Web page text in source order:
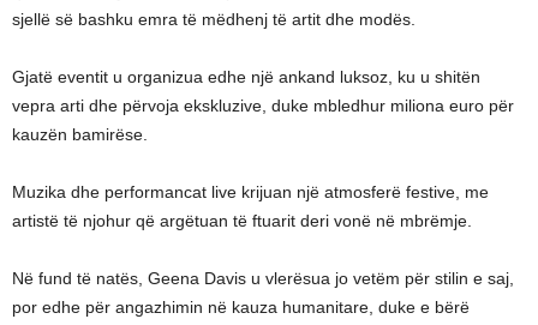
sjellë së bashku emra të mëdhenj të artit dhe modës.
Gjatë eventit u organizua edhe një ankand luksoz, ku u shitën
vepra arti dhe përvoja ekskluzive, duke mbledhur miliona euro për
kauzën bamirëse.
Muzika dhe performancat live krijuan një atmosferë festive, me
artistë të njohur që argëtuan të ftuarit deri vonë në mbrëmje.
Në fund të natës, Geena Davis u vlerësua jo vetëm për stilin e saj,
por edhe për angazhimin në kauza humanitare, duke e bërë